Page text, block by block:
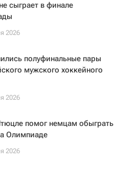
сыграет в финале
2026
полуфинальные пары
мужского хоккейного
2026
помог немцам обыграть
Олимпиаде
2026